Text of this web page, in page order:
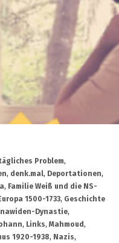
Problem,
, denk.mal, Deportationen,
, Familie Weiß und die NS-
1500-1733, Geschichte
Dynastie,
, Links, Mahmoud ,
1920-1938, Nazis,